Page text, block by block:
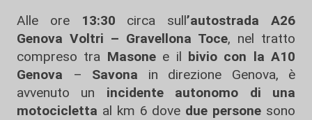
Alle ore 13:30 circa sull’autostrada A26
Genova Voltri – Gravellona Toce, nel tratto
compreso tra Masonee il bivio con la A10
Genova – Savona in direzione Genova, è
avvenuto un incidente autonomo
di una
motocicletta al km 6 dove due persone sono